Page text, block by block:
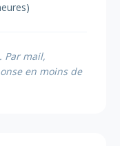
Par mail,
en moins de